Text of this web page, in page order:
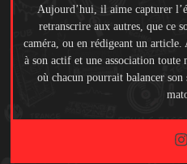
Aujourd’hui, il aime capturer
retranscrire aux autres, que ce
caméra, ou en rédigeant un article.
à son actif et une association
où chacun pourrait balancer son